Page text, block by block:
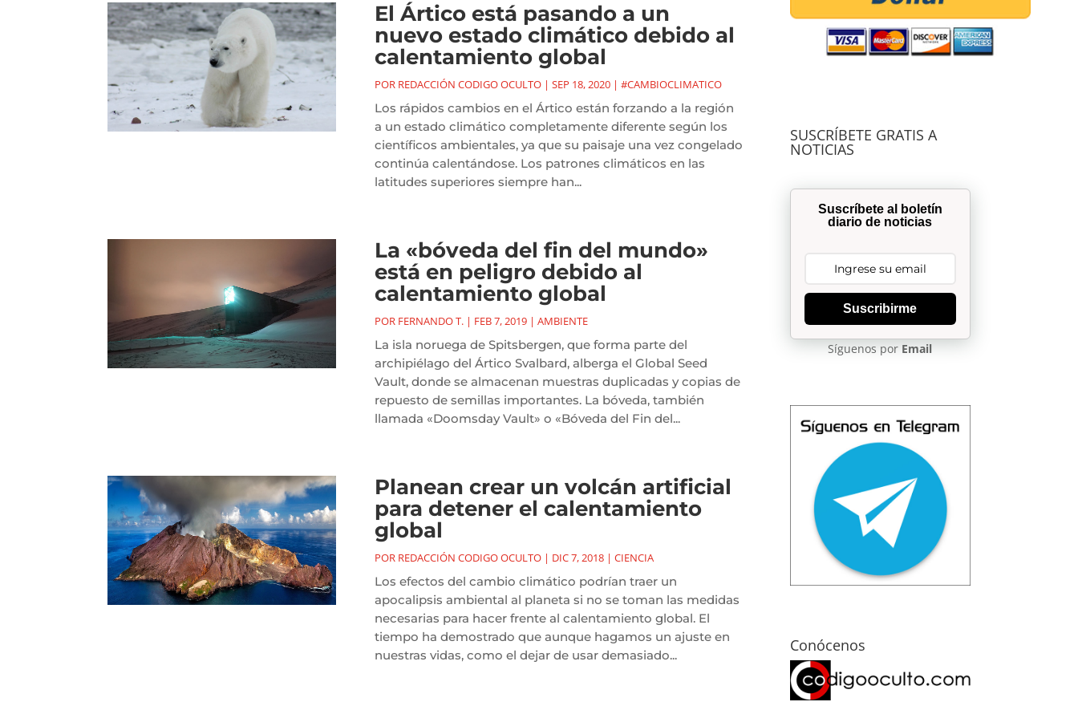
El Ártico está pasando a un
nuevo estado climático debido al
calentamiento global
POR REDACCIÓN CODIGO OCULTO| SEP 18, 2020| #CAMBIOCLIMATICO
Los rápidos cambios en el Ártico están forzando a la región
a un estado climático completamente diferente según los
científicos ambientales, ya que su paisaje una vez congelado
continúa calentándose. Los patrones climáticos en las
latitudes superiores siempre han...
La «bóveda del fin del mundo»
está en peligro debido al
calentamiento global
POR FERNANDO T.| FEB 7, 2019| AMBIENTE
La isla noruega de Spitsbergen, que forma parte del
archipiélago del Ártico Svalbard, alberga el Global Seed
Vault, donde se almacenan muestras duplicadas y copias de
repuesto de semillas importantes. La bóveda, también
llamada «Doomsday Vault» o «Bóveda del Fin del...
Planean crear un volcán artificial
para detener el calentamiento
global
POR REDACCIÓN CODIGO OCULTO| DIC 7, 2018| CIENCIA
Los efectos del cambio climático podrían traer un
apocalipsis ambiental al planeta si no se toman las medidas
necesarias para hacer frente al calentamiento global. El
tiempo ha demostrado que aunque hagamos un ajuste en
nuestras vidas, como el dejar de usar demasiado...
SUSCRÍBETE GRATIS A
NOTICIAS
Suscríbete al boletín
diario de noticias
Suscribirme
Síguenos por Email
Conócenos